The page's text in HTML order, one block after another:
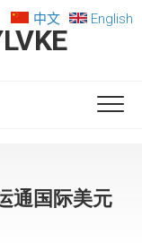
中文 English
通国际美元